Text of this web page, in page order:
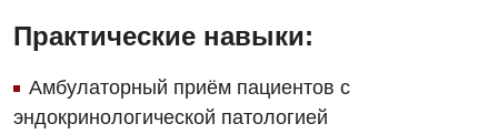
Бесплатные услуги
Вакцинация
Урологическое отделение
Хирургическое отделение
Практические навыки:
Амбулаторный приём пациентов с
эндокринологической патологией